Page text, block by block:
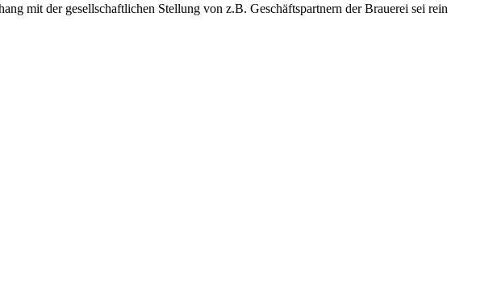
mit der gesellschaftlichen Stellung von z.B. Geschäftspartnern der Brauerei sei rein